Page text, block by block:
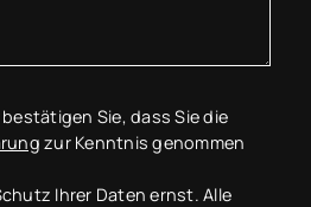
Sie, dass Sie die
zur Kenntnis genommen
Ihrer Daten ernst. Alle